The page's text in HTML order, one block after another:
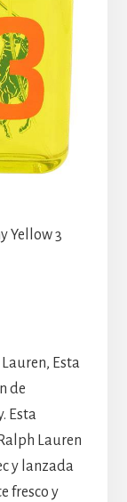
Yellow 3
Esta
de
Esta
Lauren
y lanzada
fresco y